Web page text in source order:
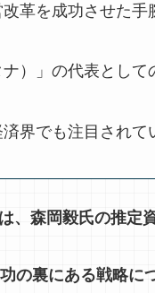
革を成功させた手
）」の代表として
界でも注目されて
、森岡毅氏の推定
の裏にある戦略に